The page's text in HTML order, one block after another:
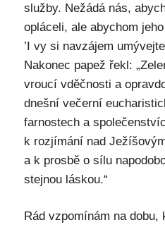
služby. Nežádá nás,
opláceli, ale abychom
’I vy si navzájem
Nakonec papež řekl:
vroucí vděčnosti a
dnešní večerní
farnostech a
k rozjímání nad
a k prosbě o sílu
stejnou láskou.“
Rád vzpomínám na